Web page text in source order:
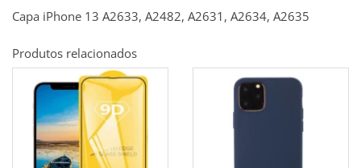
Capa iPhone 13 A2633, A2482, A2631, A2634, A2635
Produtos relacionados